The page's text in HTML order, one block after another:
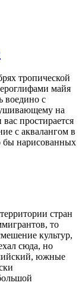
тропической
майя
воедино с
на
простирается
с аквалангом в
бы нарисованных
стран
то
культур,
сюда, но
южные